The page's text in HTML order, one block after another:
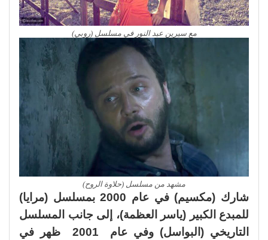
مع سيرين عبد النور في مسلسل (روبي)
مشهد من مسلسل (حلاوة الروح)
شارك (مكسيم) في عام 2000 بمسلسل (مرايا)
للمبدع الكبير (ياسر العظمة)، إلى جانب المسلسل
التاريخي (البواسل) وفي عام 2001 ظهر في